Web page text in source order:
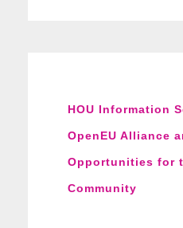
HOU Information
OpenEU Alliance
Opportunities for
Community